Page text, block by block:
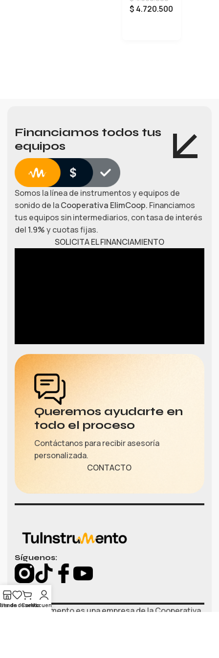
W/SS
$ 4.720.500
Financiamos todos tus
equipos
Somos la línea de instrumentos y equipos de
sonido de laCooperativa ElimCoop. Financiamos
tus equipos sin intermediarios, con tasa de interés
del 1.9%y cuotas fijas.
SOLICITA EL FINANCIAMIENTO
Queremos ayudarte en
todo el proceso
Contáctanos para recibir asesoría
personalizada.
CONTACTO
Síguenos:
TuInstrumento es una empresa de la Cooperativa
de deseos
CarritoMi cuenta